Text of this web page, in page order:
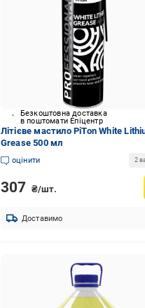
Безкоштовна доставка
в поштомати Епіцентр
Літієве мастило PiTon White
Grease 500 мл
оцінити 2
307 ₴/шт.
Доставимо